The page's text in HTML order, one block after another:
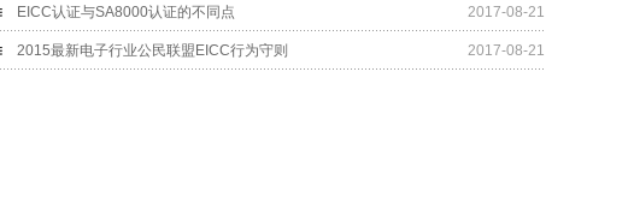
EICC认证与SA8000认证的不同点 2017-08-21
2015最新电子行业公民联盟EICC行为守则 2017-08-21